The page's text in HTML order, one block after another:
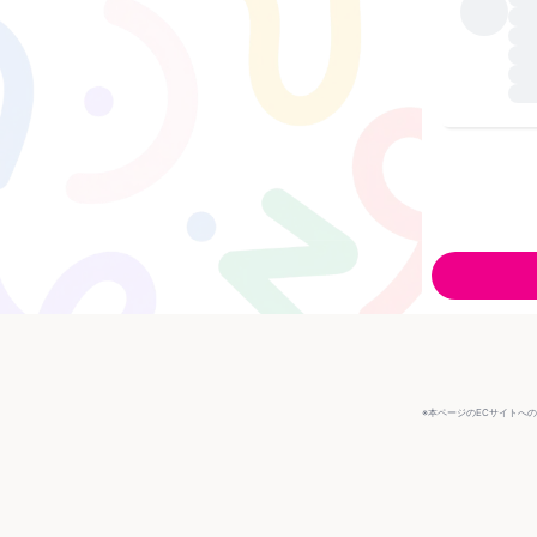
※本ページのECサイトへ